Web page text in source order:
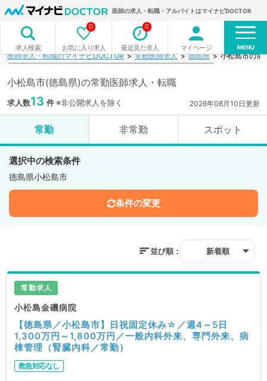
医師の求人・転職・アルバイトはマイナビDOCTOR
求人検索 お気に入り求人
0
最近見た求人
0
マイページ MENU
医師求人・転職のマイナビDOCTOR 常勤医師求人 徳島県 小松島市の常
小松島市(徳島県)の常勤医師求人・転職
求人数13 件※非公開求人を除く 2026年08月10日更新
常勤 非常勤 スポット
選択中の検索条件
徳島県小松島市
条件の変更
並び順： 新着順
常勤求人
小松島金磯病院
【徳島県／小松島市】日祝固定休み☆／週4～5日
1,300万円～1,800万円／一般内科外来、専門外来、病
棟管理（腎臓内科／常勤）
救急対応なし